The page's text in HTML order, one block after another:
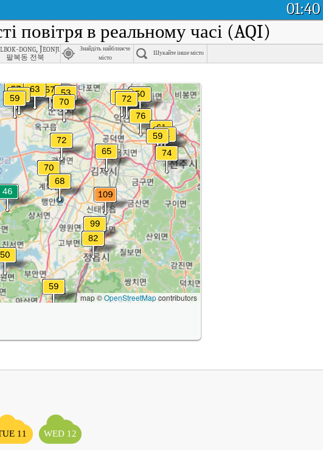
01:40
повітря в реальному часі (AQI)
dong, Jeonju-si, Jeonbuk
팔복동 전북
Знайдіть найближче
місто
Шукайте інше місто
map ©OpenStreetMapcontributors
11 WED 12